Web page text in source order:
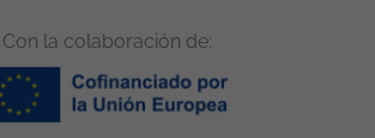
Con la colaboración de: